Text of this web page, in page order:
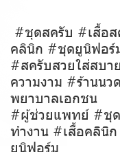
#ชุดสครับ #เสื้อ
คลินิก #ชุดยูนิฟอร์
#สครับสวยใส่สบ
ความงาม #ร้านน
พยาบาลเอกชน
#ผู้ช่วยแพทย์ #ชุด
ทำงาน #เสื้อคลินิ
ยูนิฟอร์ม